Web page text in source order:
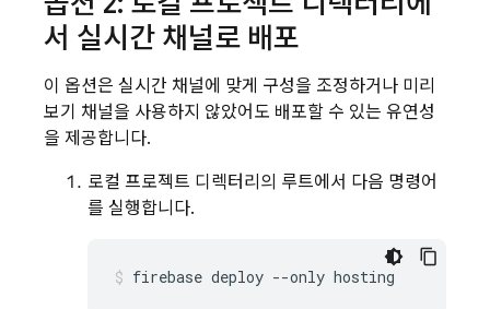
서 실시간 채널로 배포
이 옵션은 실시간 채널에 맞게 구성을 조정하거나 미리
보기 채널을 사용하지 않았어도 배포할 수 있는 유연성
을 제공합니다.
로컬 프로젝트 디렉터리의 루트에서 다음 명령어
를 실행합니다.
firebase deploy --only hosting